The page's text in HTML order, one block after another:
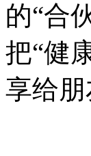
的“合
把“健
享给朋